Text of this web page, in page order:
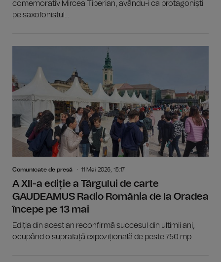
comemorativ Mircea Tiberian, avându-i ca protagoniști
pe saxofonistul...
Comunicate de presă 11 Mai 2026, 15:17
A XII-a ediție a Târgului de carte
GAUDEAMUS Radio România de la Oradea
începe pe 13 mai
Ediția din acest an reconfirmă succesul din ultimii ani,
ocupând o suprafață expozițională de peste 750 mp.